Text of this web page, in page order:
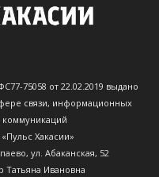
75058 от 22.02.2019 выдано
связи, информационных
коммуникаций
Хакасии»
ул. Абаканская, 52
Татьяна Ивановна